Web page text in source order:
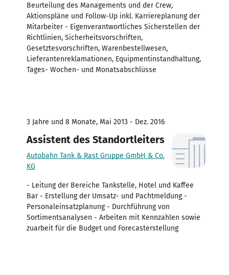
Beurteilung des Managements und der Crew,
Aktionspläne und Follow-Up inkl. Karriereplanung der
Mitarbeiter - Eigenverantwortliches Sicherstellen der
Richtlinien, Sicherheitsvorschriften,
Gesetztesvorschriften, Warenbestellwesen,
Lieferantenreklamationen, Equipmentinstandhaltung,
Tages- Wochen- und Monatsabschlüsse
3 Jahre und 8 Monate, Mai 2013 - Dez. 2016
Assistent des Standortleiters
Autobahn Tank & Rast Gruppe GmbH & Co.
KG
- Leitung der Bereiche Tankstelle, Hotel und Kaffee
Bar - Erstellung der Umsatz- und Pachtmeldung -
Personaleinsatzplanung - Durchführung von
Sortimentsanalysen - Arbeiten mit Kennzahlen sowie
zuarbeit für die Budget und Forecasterstellung